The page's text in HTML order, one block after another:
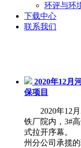
环评与环
下载中心
联系我们
2020年12月
保项目
2020年12月
铁厂院内，3#
式拉开序幕。
州分公司承揽